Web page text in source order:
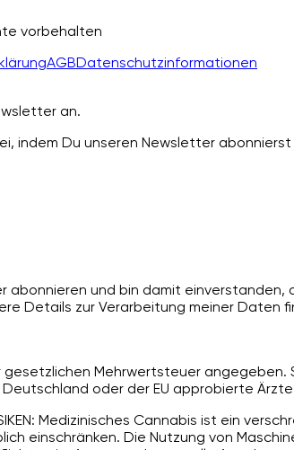
vorbehalten
AGBDatenschutzinformationen
an.
indem Du unseren Newsletter
und bin damit einverstanden,
Details zur Verarbeitung meiner Daten
gesetzlichen Mehrwertsteuer
oder der EU approbierte
RISIKEN: Medizinisches Cannabis ist ein
einschränken. Die Nutzung von